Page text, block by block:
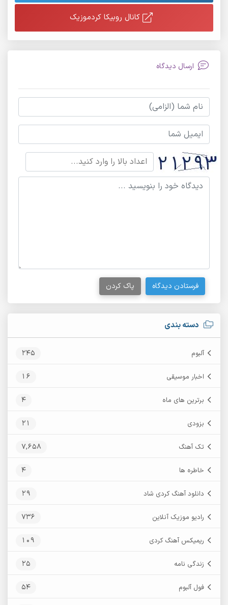
دسته بندی
آلبوم 245
اخبار موسیقی 16
برترین های ماه 4
بزودی 21
تک آهنگ 7,658
خاطره ها 4
دانلود آهنگ کردی شاد 29
رادیو موزیک آنلاین 736
ریمیکس آهنگ کردی 109
زندگی نامه 25
فول آلبوم 54
کانال روبیکا کردموزیک
ارسال دیدگاه
فرستادن دیدگاه پاک کردن